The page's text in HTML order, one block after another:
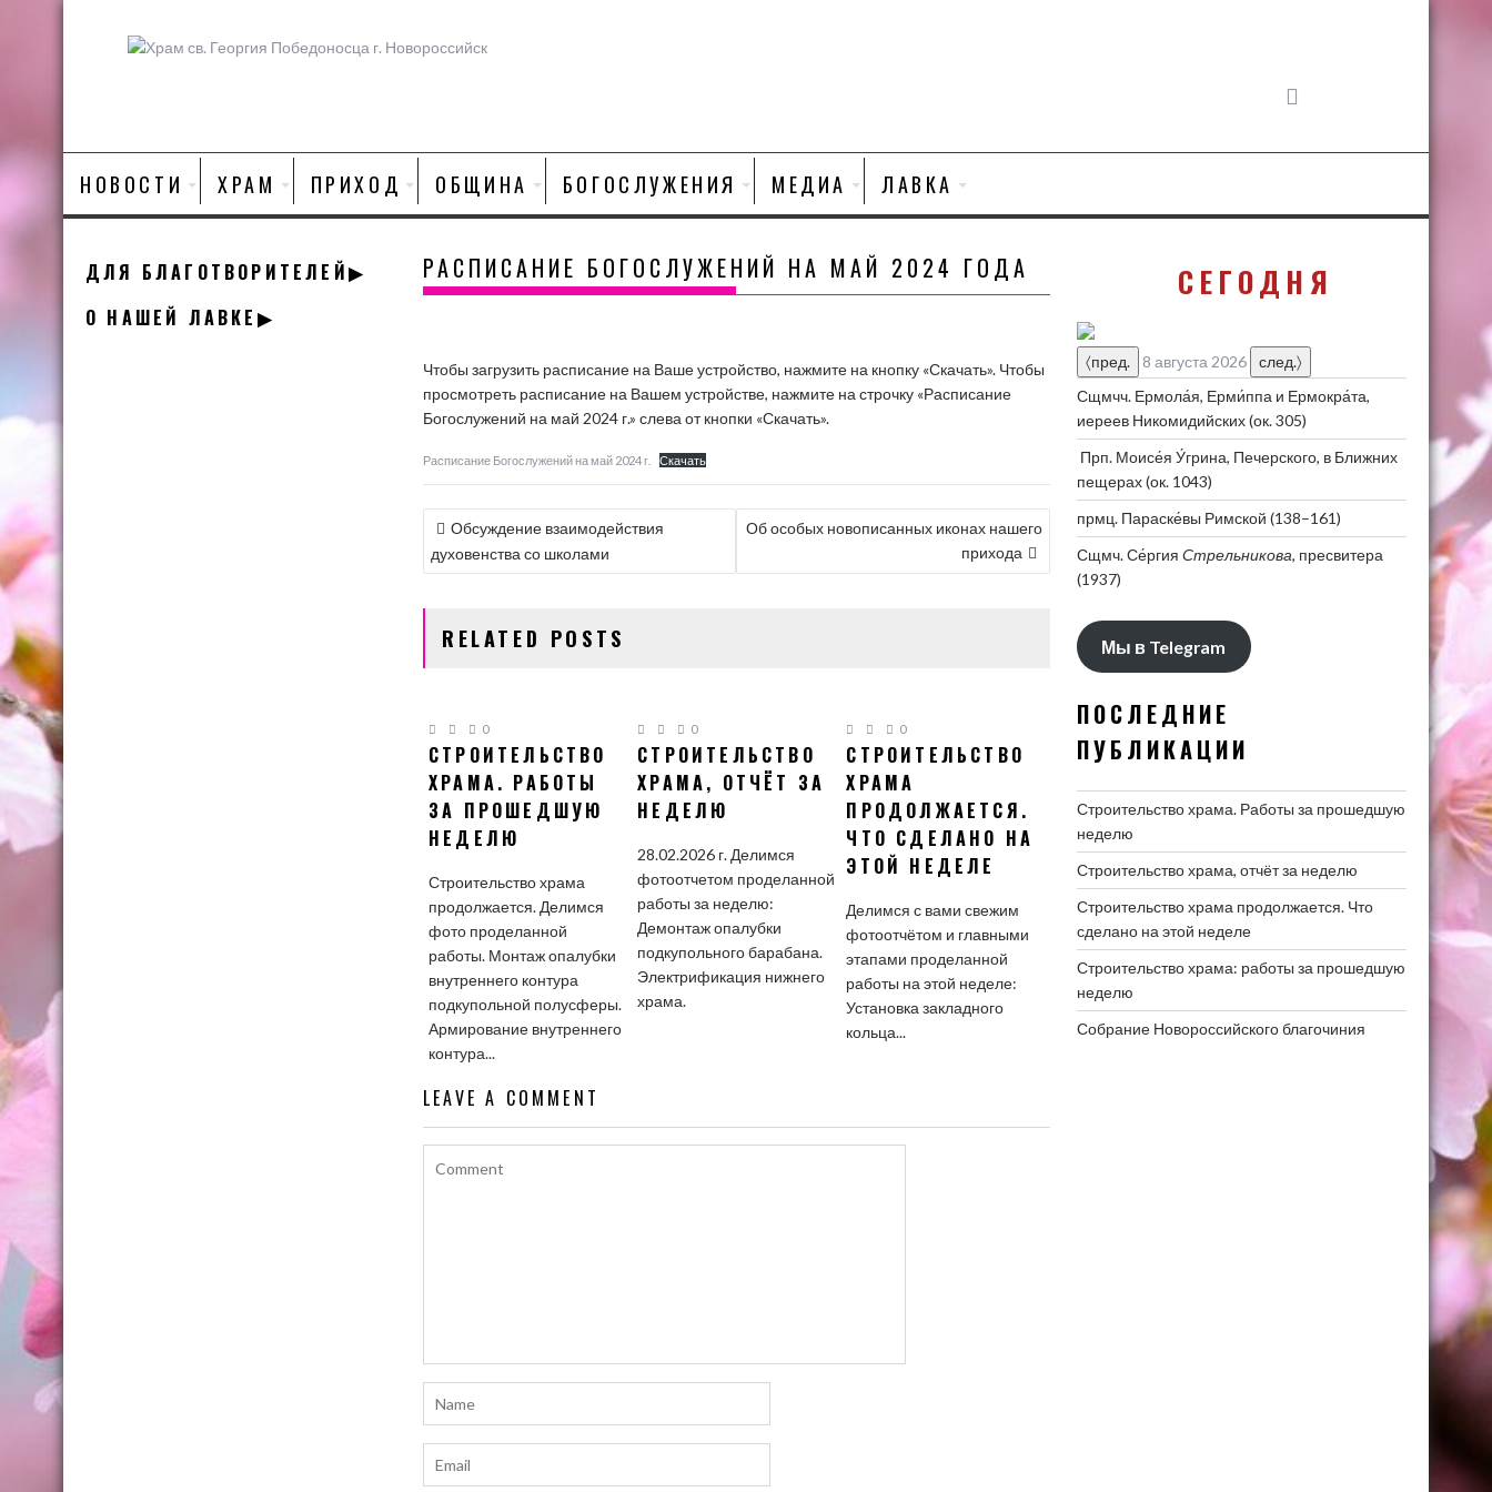
НОВОСТИ ХРАМ ПРИХОД ОБЩИНА БОГОСЛУЖЕНИЯ МЕДИА ЛАВКА
РАСПИСАНИЕ БОГОСЛУЖЕНИЙ НА МАЙ 2024 ГОДА
Чтобы загрузить расписание на Ваше устройство, нажмите на кнопку «Скачать». Чтобы
просмотреть расписание на Вашем устройстве, нажмите на строчку «Расписание
Богослужений на май 2024 г.» слева от кнопки «Скачать».
Расписание Богослужений на май 2024 г. Скачать
НАВИГАЦИЯ
ПО
Обсуждение взаимодействия
духовенства со школами
Об особых новописанных иконах нашего
прихода
RELATED POSTS
0
СТРОИТЕЛЬСТВО
ХРАМА. РАБОТЫ
ЗА ПРОШЕДШУЮ
НЕДЕЛЮ
Строительство храма
продолжается. Делимся
фото проделанной
работы. Монтаж опалубки
внутреннего контура
подкупольной полусферы.
Армирование внутреннего
контура...
0
СТРОИТЕЛЬСТВО
ХРАМА, ОТЧЁТ ЗА
НЕДЕЛЮ
28.02.2026 г. Делимся
фотоотчетом проделанной
работы за неделю:
Демонтаж опалубки
подкупольного барабана.
Электрификация нижнего
храма.
0
СТРОИТЕЛЬСТВО
ХРАМА
ПРОДОЛЖАЕТСЯ.
ЧТО СДЕЛАНО НА
ЭТОЙ НЕДЕЛЕ
Делимся с вами свежим
фотоотчётом и главными
этапами проделанной
работы на этой неделе:
Установка закладного
кольца...
LEAVE A COMMENT
ДЛЯ БЛАГОТВОРИТЕЛЕЙ▶
О НАШЕЙ ЛАВКЕ▶
СЕГОДНЯ
〈пред. 8 августа 2026
след.〉
Сщмчч. Ермола́я, Ерми́ппа и Ермокра́та,
иереев Никомидийских(ок. 305)
Прп. Моисе́я У́грина, Печерского, в Ближних
пещерах(ок. 1043)
прмц. Параске́вы Римской (138–161)
Сщмч. Се́ргия Стрельникова, пресвитера
(1937)
Мы в Telegram
ПОСЛЕДНИЕ
ПУБЛИКАЦИИ
Строительство храма. Работы за прошедшую
неделю
Строительство храма, отчёт за неделю
Строительство храма продолжается. Что
сделано на этой неделе
Строительство храма: работы за прошедшую
неделю
Собрание Новороссийского благочиния